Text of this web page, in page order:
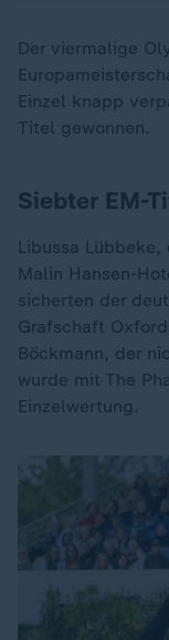
Der viermalige
Einzel knapp
Titel gewonnen.
Siebter EM-
Libussa
Malin Hansen-
sicherten der
Grafschaft
Böckmann, der
wurde mit The
Einzelwertung.